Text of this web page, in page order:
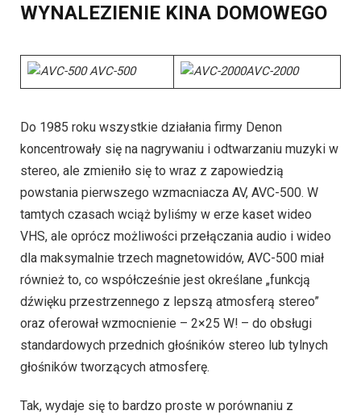
WYNALEZIENIE KINA DOMOWEGO
AVC-500 AVC-2000
Do 1985 roku wszystkie działania firmy Denon
koncentrowały się na nagrywaniu i odtwarzaniu muzyki w
stereo, ale zmieniło się to wraz z zapowiedzią
powstania pierwszego wzmacniacza AV, AVC-500. W
tamtych czasach wciąż byliśmy w erze kaset wideo
VHS, ale oprócz możliwości przełączania audio i wideo
dla maksymalnie trzech magnetowidów, AVC-500 miał
również to, co współcześnie jest określane „funkcją
dźwięku przestrzennego z lepszą atmosferą stereo”
oraz oferował wzmocnienie – 2×25 W! – do obsługi
standardowych przednich głośników stereo lub tylnych
głośników tworzących atmosferę.
Tak, wydaje się to bardzo proste w porównaniu z